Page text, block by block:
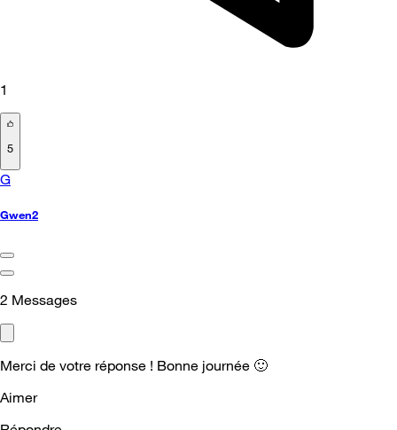
1
5
G
Gwen2
2 Messages
Merci de votre réponse ! Bonne journée 🙂
Aimer